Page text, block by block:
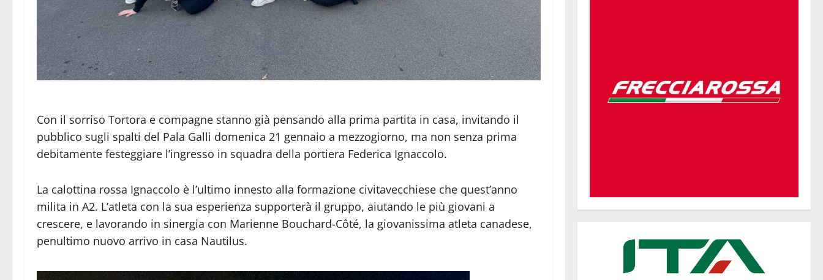
Con il sorriso Tortora e compagne stanno già pensando alla prima partita in casa, invitando il
pubblico sugli spalti del Pala Galli domenica 21 gennaio a mezzogiorno, ma non senza prima
debitamente festeggiare l’ingresso in squadra della portiera Federica Ignaccolo.
La calottina rossa Ignaccolo è l’ultimo innesto alla formazione civitavecchiese che quest’anno
milita in A2. L’atleta con la sua esperienza supporterà il gruppo, aiutando le più giovani a
crescere, e lavorando in sinergia con Marienne Bouchard-Côté, la giovanissima atleta canadese,
penultimo nuovo arrivo in casa Nautilus.